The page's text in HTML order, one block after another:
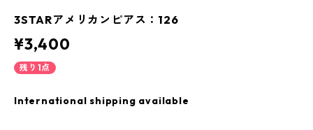
3STARアメリカンピアス：126
¥3,400
残り1点
International shipping available